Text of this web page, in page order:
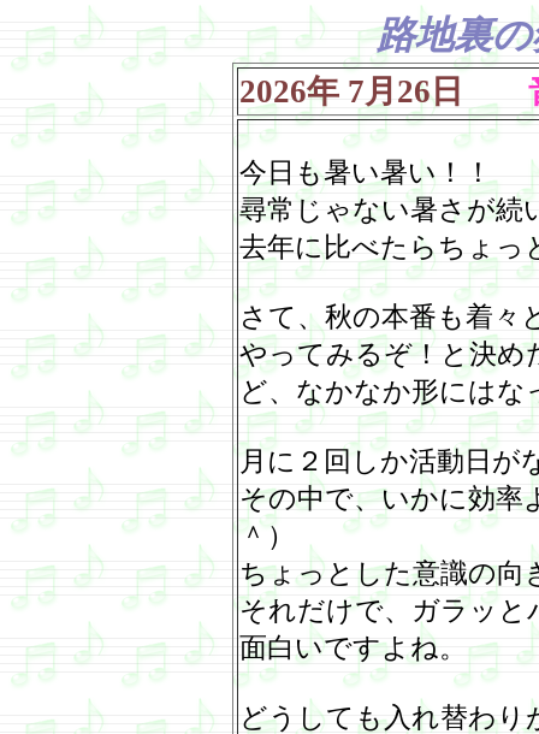
路地裏
2026年 7月 26日 音
今日も暑い暑い！！
尋常じゃない暑さが続
去年に比べたらちょっ
さて、秋の本番も着々
やってみるぞ！と決め
ど、なかなか形にはな
月に２回しか活動日が
その中で、いかに効率
＾）
ちょっとした意識の向
それだけで、ガラッ
面白いですよね。
どうしても入れ替わり